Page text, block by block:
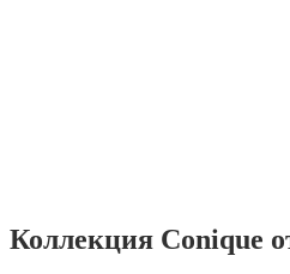
Коллекция Conique